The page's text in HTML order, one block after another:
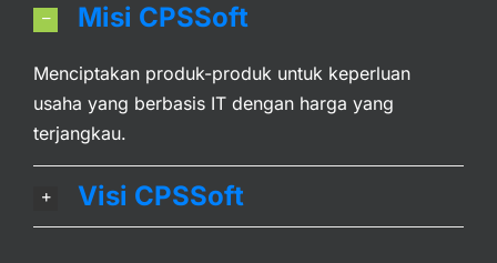
Misi CPSSoft
Menciptakan produk-produk untuk keperluan
usaha yang berbasis IT dengan harga yang
terjangkau.
Visi CPSSoft